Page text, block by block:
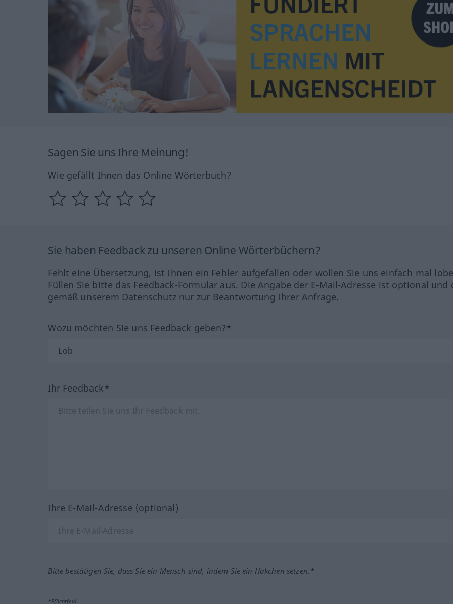
Sagen Sie uns Ihre Meinung!
Wie gefällt Ihnen das Online Wörterbuch?
Sie haben Feedback zu unseren Online Wörterbüchern?
Fehlt eine Übersetzung, ist Ihnen ein Fehler aufgefallen oder wollen Sie uns einfach mal
Füllen Sie bitte das Feedback-Formular aus. Die Angabe der E-Mail-Adresse ist optional und
gemäß unserem Datenschutz nur zur Beantwortung Ihrer Anfrage.
Wozu möchten Sie uns Feedback geben?*
Ihr Feedback*
Ihre E-Mail-Adresse (optional)
Bitte bestätigen Sie, dass Sie ein Mensch sind, indem Sie ein Häkchen setzen.*
*Pflichtfeld